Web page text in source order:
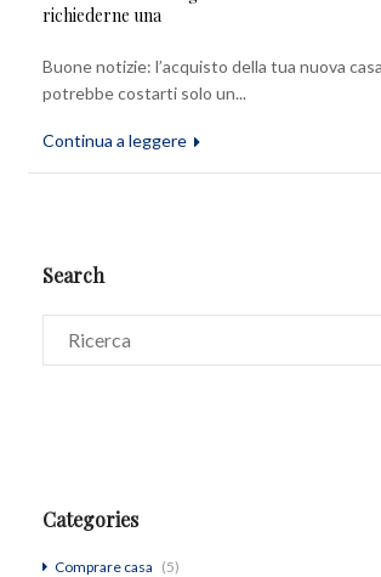
richiederne una
Buone notizie: l’acquisto della tua nuova
potrebbe costarti solo un...
Continua a leggere
Search
Categories
Comprare casa (5)